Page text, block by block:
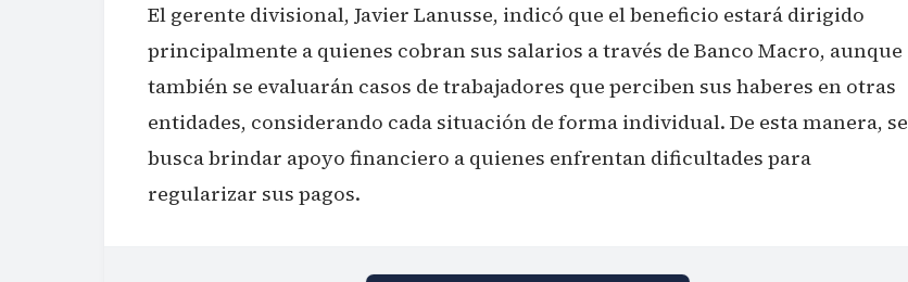
El gerente divisional, Javier Lanusse, indicó que el beneficio estará dirigido
principalmente a quienes cobran sus salarios a través de Banco Macro, aunque
también se evaluarán casos de trabajadores que perciben sus haberes en otras
entidades, considerando cada situación de forma individual. De esta manera, se
busca brindar apoyo financiero a quienes enfrentan dificultades para
regularizar sus pagos.